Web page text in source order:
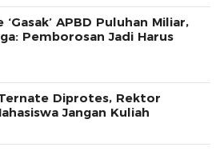
APBD Puluhan Miliar,
Pemborosan Jadi Harus
Diprotes, Rektor
Jangan Kuliah